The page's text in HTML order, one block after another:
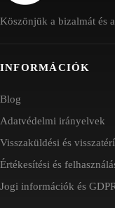
Köszönjük a bizalmát és
INFORMÁCIÓK
Blog
Adatvédelmi irányelvek
Visszaküldési és
Értékesítési és
Jogi információk és